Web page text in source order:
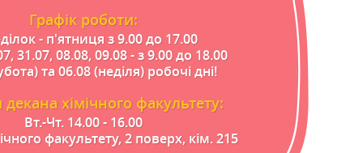
Графік роботи:
- п'ятниця з 9.00 до 17.00
31.07, 08.08, 09.08 - з 9.00 до 18.00
та 06.08 (неділя) робочі дні!
хімічного факультету:
Вт.-Чт. 14.00 - 16.00
факультету, 2 поверх, кім. 215